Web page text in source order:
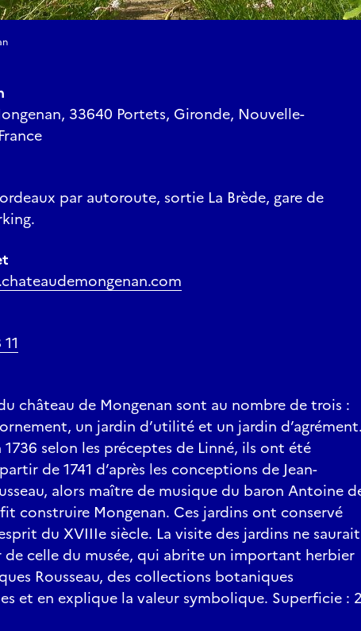
33640 Portets, Gironde, Nouvelle-
par autoroute, sortie La Brède, gare de
château de Mongenan sont au nombre de trois :
un jardin d’utilité et un jardin d’agrément.
1736 selon les préceptes de Linné, ils ont été
de 1741 d’après les conceptions de Jean-
alors maître de musique du baron Antoine
construire Mongenan. Ces jardins ont conservé
du XVIIIe siècle. La visite des jardins ne saurait
de celle du musée, qui abrite un important herbier
Rousseau, des collections botaniques
et en explique la valeur symbolique. Superficie : 2